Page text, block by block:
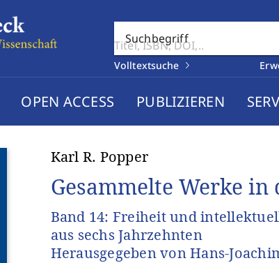
Suchbegriff
Volltextsuche
OPEN ACCESS PUBLIZIEREN
Karl R. Popper
Gesammelte Werke in
Band 14: Freiheit und
aus sechs Jahrzehnten
Herausgegeben von Hans-